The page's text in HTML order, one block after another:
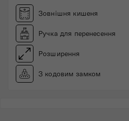
Зовнішня кишеня
Ручка для перенесення
Розширення
З кодовим замком